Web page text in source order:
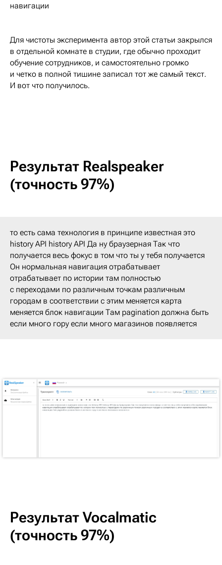
навигации
Для чистоты эксперимента автор этой статьи закрылся
в отдельной комнате в студии, где обычно проходит
обучение сотрудников, и самостоятельно громко
и четко в полной тишине записал тот же самый текст.
И вот что получилось.
Результат Realspeaker
(точность 97%)
то есть сама технология в принципе известная это
history API history API Да ну браузерная Так что
получается весь фокус в том что ты у тебя получается
Он нормальная навигация отрабатывает
отрабатывает по истории там полностью
с переходами по различным точкам различным
городам в соответствии с этим меняется карта
меняется блок навигации Там pagination должна быть
если много гору если много магазинов появляется
Результат Vocalmatic
(точность 97%)